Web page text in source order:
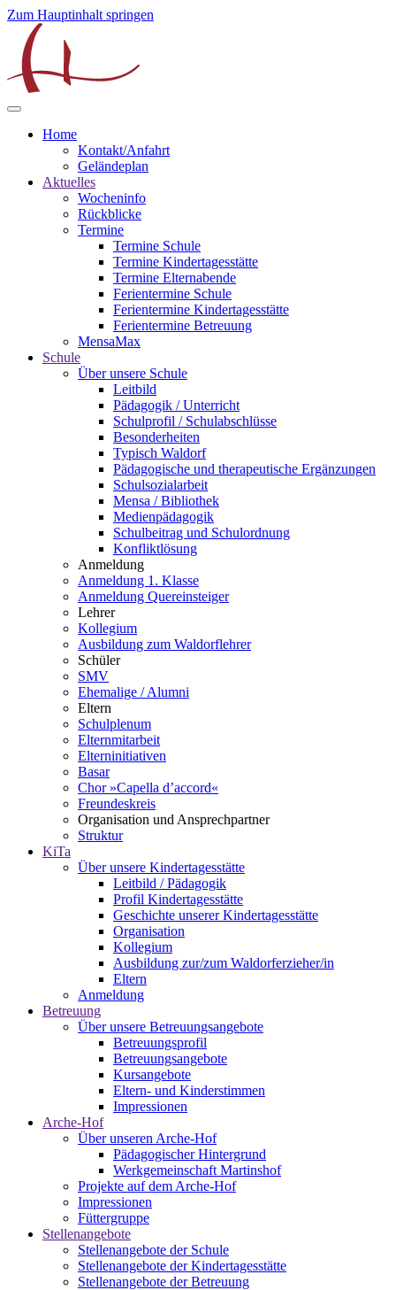
Zum Hauptinhalt springen
Home
Kontakt/Anfahrt
Geländeplan
Aktuelles
Wocheninfo
Rückblicke
Termine
Termine Schule
Termine Kindertagesstätte
Termine Elternabende
Ferientermine Schule
Ferientermine Kindertagesstätte
Ferientermine Betreuung
MensaMax
Schule
Über unsere Schule
Leitbild
Pädagogik / Unterricht
Schulprofil / Schulabschlüsse
Besonderheiten
Typisch Waldorf
Pädagogische und therapeutische Ergänzungen
Schulsozialarbeit
Mensa / Bibliothek
Medienpädagogik
Schulbeitrag und Schulordnung
Konfliktlösung
Anmeldung
Anmeldung 1. Klasse
Anmeldung Quereinsteiger
Lehrer
Kollegium
Ausbildung zum Waldorflehrer
Schüler
SMV
Ehemalige / Alumni
Eltern
Schulplenum
Elternmitarbeit
Elterninitiativen
Basar
Chor »Capella d’accord«
Freundeskreis
Organisation und Ansprechpartner
Struktur
KiTa
Über unsere Kindertagesstätte
Leitbild / Pädagogik
Profil Kindertagesstätte
Geschichte unserer Kindertagesstätte
Organisation
Kollegium
Ausbildung zur/zum Waldorferzieher/in
Eltern
Anmeldung
Betreuung
Über unsere Betreuungsangebote
Betreuungsprofil
Betreuungsangebote
Kursangebote
Eltern- und Kinderstimmen
Impressionen
Arche-Hof
Über unseren Arche-Hof
Pädagogischer Hintergrund
Werkgemeinschaft Martinshof
Projekte auf dem Arche-Hof
Impressionen
Füttergruppe
Stellenangebote
Stellenangebote der Schule
Stellenangebote der Kindertagesstätte
Stellenangebote der Betreuung